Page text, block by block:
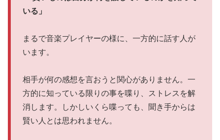
いる」
まるで音楽プレイヤーの様に、一方的に話す人が
います。
相手が何の感想を言おうと関心がありません。一
方的に知っている限りの事を喋り、ストレスを解
消します。しかしいくら喋っても、聞き手からは
賢い人とは思われません。